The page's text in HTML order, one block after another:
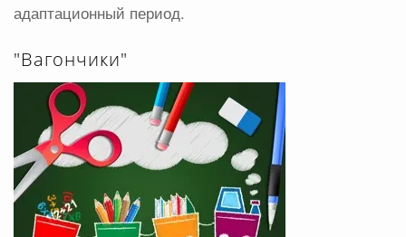
адаптационный период.
"Вагончики"